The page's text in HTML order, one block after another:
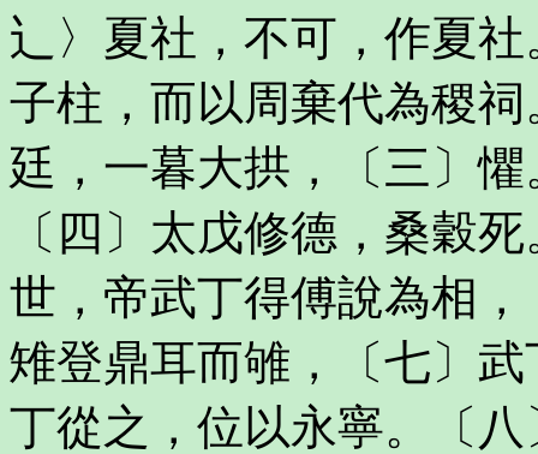
辶〉夏社，不可，作夏
子柱，而以周棄代為稷
廷，一暮大拱，〔三〕
〔四〕太戊修德，桑穀
世，帝武丁得傅說為相
雉登鼎耳而雊，〔七〕
丁從之，位以永寧。〔